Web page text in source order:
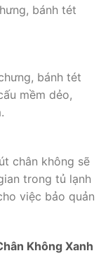
bánh tét
bánh tét
mềm dẻo,
chân không sẽ
trong tủ lạnh
việc bảo quản
Không Xanh